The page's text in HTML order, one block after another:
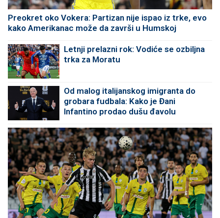
Preokret oko Vokera: Partizan nije ispao iz trke, evo
kako Amerikanac može da završi u Humskoj
Letnji prelazni rok: Vodiće se ozbiljna
trka za Moratu
Od malog italijanskog imigranta do
grobara fudbala: Kako je Đani
Infantino prodao dušu đavolu